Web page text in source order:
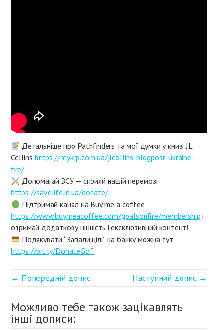
Детальніше про Pathfinders та мої думки у книзі JL
Collinshttps://mykrp.com.ua/jlcollins-blogpost-ukraine-
fire/
Допомагай ЗСУ — сприяй нашій перемозі
https://savelife.in.ua/donate/
Підтримай канал на Buy me a coffee
https://www.buymeacoffee.com/goalsonfire/membership і
отримай додаткову цінність і ексклюзивний контент!
Подякувати “Запали цілі” на банку можна тут
https://bit.ly/DonateGoF
← Попередній допис Наступний допис →
Можливо тебе також зацікавлять
інші дописи: